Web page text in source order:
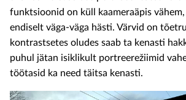
funktsioonid on küll kaameraäpis
endiselt väga-väga hästi. Värvid on
kontrastsetes oludes saab ta kenasti
puhul jätan isiklikult portreerežiimid
töötasid ka need täitsa kenasti.